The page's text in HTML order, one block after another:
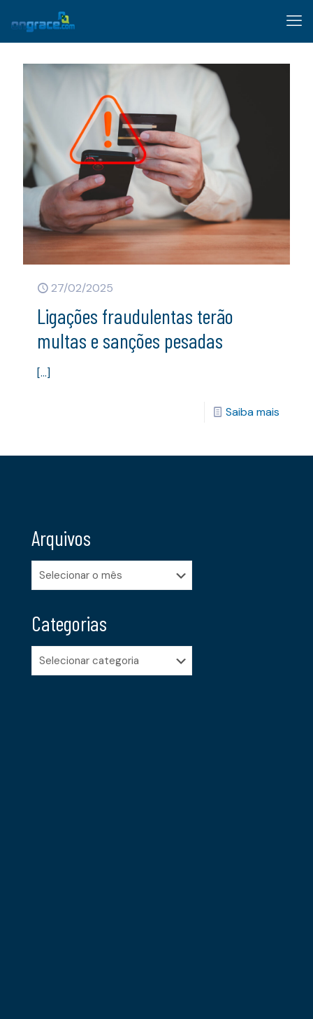
27/02/2025
Ligações fraudulentas terão
multas e sanções pesadas
[…]
Saiba mais
Arquivos
Arquivos
Categorias
Categorias